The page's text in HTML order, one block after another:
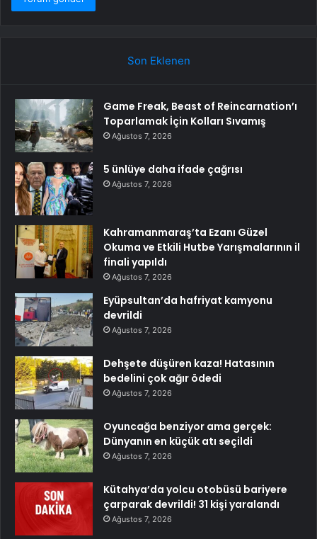
Son Eklenen
Game Freak, Beast of Reincarnation’ı
Toparlamak İçin Kolları Sıvamış
Ağustos 7, 2026
5 ünlüye daha ifade çağrısı
Ağustos 7, 2026
Kahramanmaraş’ta Ezanı Güzel
Okuma ve Etkili Hutbe Yarışmalarının il
finali yapıldı
Ağustos 7, 2026
Eyüpsultan’da hafriyat kamyonu
devrildi
Ağustos 7, 2026
Dehşete düşüren kaza! Hatasının
bedelini çok ağır ödedi
Ağustos 7, 2026
Oyuncağa benziyor ama gerçek:
Dünyanın en küçük atı seçildi
Ağustos 7, 2026
Kütahya’da yolcu otobüsü bariyere
çarparak devrildi! 31 kişi yaralandı
Ağustos 7, 2026